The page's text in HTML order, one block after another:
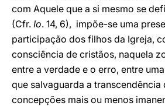
com Aquele que a si mesmo se
(Cfr. Io. 14, 6), impõe-se uma
participação dos filhos da Igreja,
consciência de cristãos, naquela
entre a verdade e o erro, entre
que salvaguarda a transcendência
concepções mais ou menos